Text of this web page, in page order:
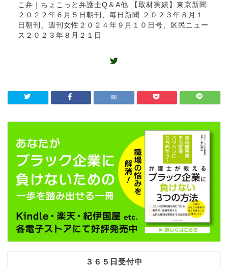
こ弁｜ちょこっと弁護士Q＆A他 【取材実績】東京新聞
２０２２年６月５日朝刊、毎日新聞 ２０２３年８月１
日朝刊、週刊女性２０２４年９月１０日号、区民ニュー
ス２０２３年８月２１日
３６５日受付中